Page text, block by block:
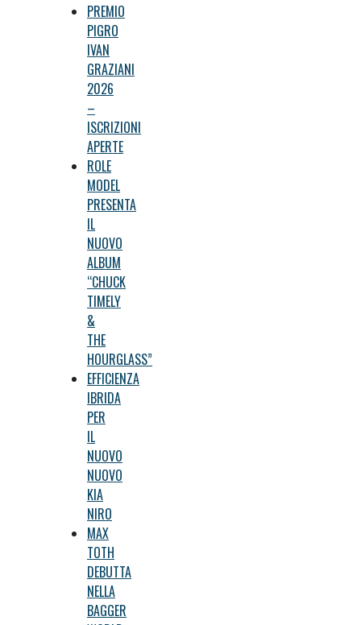
PREMIO
PIGRO
IVAN
GRAZIANI
2026
–
ISCRIZIONI
APERTE
ROLE
MODEL
PRESENTA
IL
NUOVO
ALBUM
“CHUCK
TIMELY
&
THE
HOURGLASS”
EFFICIENZA
IBRIDA
PER
IL
NUOVO
NUOVO
KIA
NIRO
MAX
TOTH
DEBUTTA
NELLA
BAGGER